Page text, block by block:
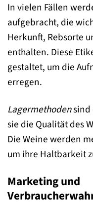
In vielen Fällen
aufgebracht, die
Herkunft, Rebsorte
enthalten. Diese
gestaltet, um die
erregen.
Lagermethodensind
sie die Qualität des
Die Weine werden
um ihre Haltbarkeit
Marketing und